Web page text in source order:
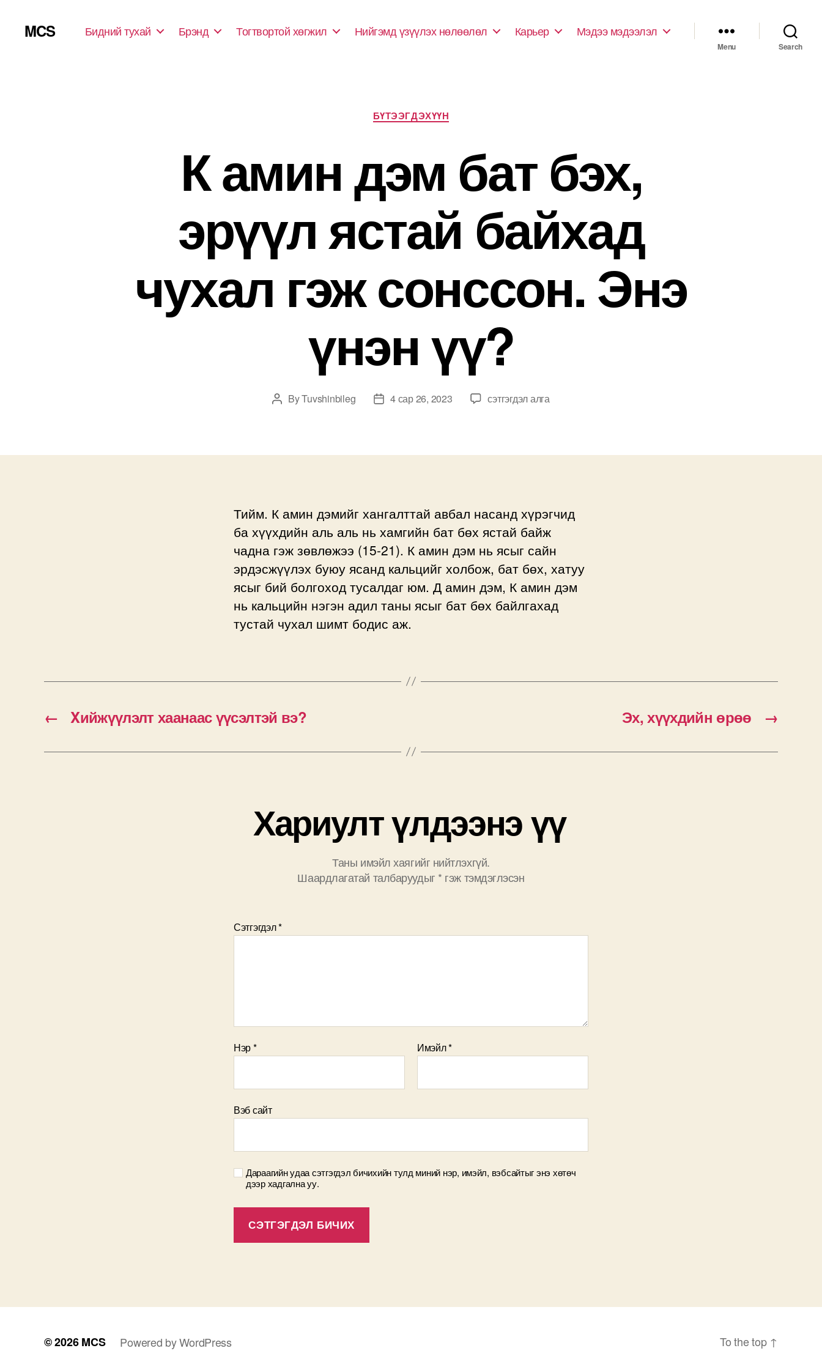
MCS Бидний тухай Брэнд Тогтвортой хөгжил Нийгэмд үзүүлэх нөлөөлөл Карьер Мэдээ мэдээлэл
Menu Search
Categories
БҮТЭЭГДЭХҮҮН
К амин дэм бат бэх,
эрүүл ястай байхад
чухал гэж сонссон. Энэ
үнэн үү?
PostByTuvshinbileg
Post4 сар 26, 2023
К
бэх,
чухал
гэж
Энэ
үнэн
үү?
дээр
сэтгэгдэл алга
Тийм. К амин дэмийг хангалттай авбал насанд хүрэгчид
ба хүүхдийн аль аль нь хамгийн бат бөх ястай байж
чадна гэж зөвлөжээ (15-21). К амин дэм нь ясыг сайн
эрдэсжүүлэх буюу ясанд кальцийг холбож, бат бөх, хатуу
ясыг бий болгоход тусалдаг юм. Д амин дэм, К амин дэм
нь кальцийн нэгэн адил таны ясыг бат бөх байлгахад
тустай чухал шимт бодис аж.
← Xийжүүлэлт хаанаас үүсэлтэй вэ? →
Эх, хүүхдийн өрөө
Хариулт үлдээнэ үү
Таны имэйл хаягийг нийтлэхгүй.
Шаардлагатай талбаруудыг * гэж тэмдэглэсэн
Сэтгэгдэл*
Нэр* Имэйл*
Вэб сайт
Дараагийн удаа сэтгэгдэл бичихийн тулд миний нэр, имэйл, вэбсайтыг энэ хөтөч
дээр хадгална уу.
© 2026MCS Powered by WordPress To the top ↑